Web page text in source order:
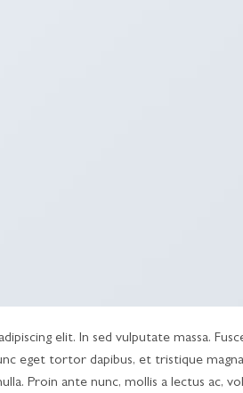
elit. In sed vulputate massa.
eget tortor dapibus, et tristique magna
Proin ante nunc, mollis a lectus ac,